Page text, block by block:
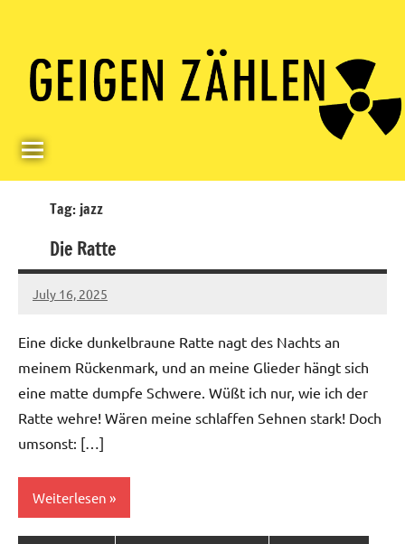
contentGeigerzähler
Tag: jazz
Die Ratte
July 16, 2025
geigerzaehler
No
Eine dicke dunkelbraune Ratte nagt des Nachts an
meinem Rückenmark, und an meine Glieder hängt sich
eine matte dumpfe Schwere. Wüßt ich nur, wie ich der
Ratte wehre! Wären meine schlaffen Sehnen stark! Doch
umsonst: […]
Weiterlesen